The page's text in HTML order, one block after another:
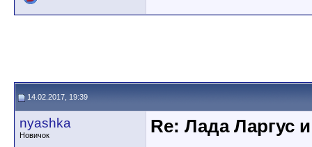
14.02.2017, 19:39
nyashka
Новичок
Re: Лада Ларгус